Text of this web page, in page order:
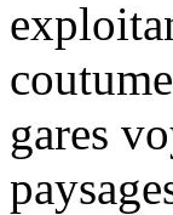
gares